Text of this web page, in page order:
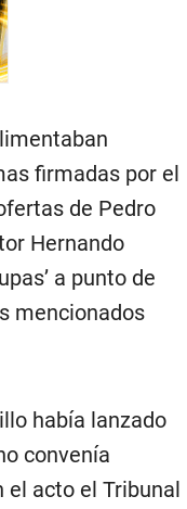
firmadas por el
de Pedro
Hernando
a punto de
mencionados
había lanzado
convenía
el acto el Tribunal